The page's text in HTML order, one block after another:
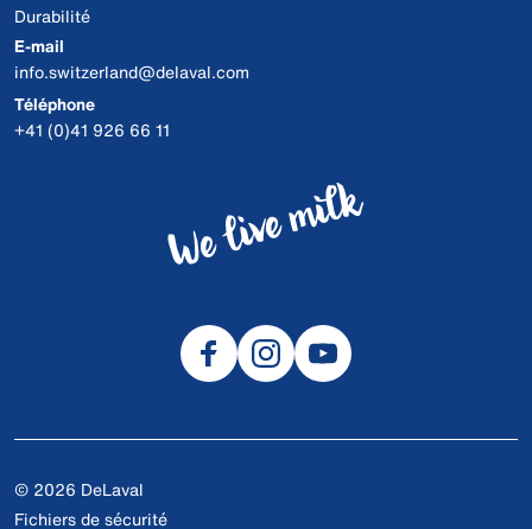
Durabilité
E-mail
info.switzerland@delaval.com
Téléphone
+41 (0)41 926 66 11
© 2026 DeLaval
Fichiers de sécurité